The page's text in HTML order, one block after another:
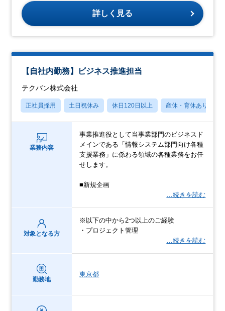
詳しく見る
【自社内勤務】ビジネス推進担当
テクバン株式会社
正社員採用 土日祝休み 休日120日以上 産休・育休あり
業務内容
事業推進役として当事業部門のビジネスド
メインである「情報システム部門向け各種
支援業務」に係わる領域の各種業務をお任
せします。
■新規企画
…続きを読む
対象となる方
※以下の中から2つ以上のご経験
・プロジェクト管理
…続きを読む
勤務地
東京都